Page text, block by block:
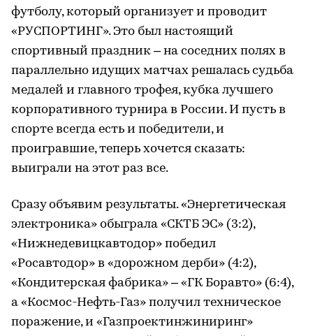
футболу, который организует и проводит
«РУСПОРТИНГ». Это был настоящий
спортивный праздник – на соседних полях в
параллельно идущих матчах решалась судьба
медалей и главного трофея, кубка лучшего
корпоративного турнира в России. И пусть в
спорте всегда есть и победители, и
проигравшие, теперь хочется сказать:
выиграли на этот раз все.
Сразу объявим результаты. «Энергетическая
электроника» обыграла «СКТБ ЭС» (3:2),
«Нижнедевицкавтодор» победил
«Росавтодор» в «дорожном дерби» (4:2),
«Кондитерская фабрика» – «ГК Боравто» (6:4),
а «Космос-Нефть-Газ» получил техническое
поражение, и «Газпроектинжиниринг»